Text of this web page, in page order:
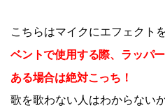
こちらはマイクにエフェクト
ベントで使用する際、ラッパ
ある場合は絶対こっち！
歌を歌わない人はわからない